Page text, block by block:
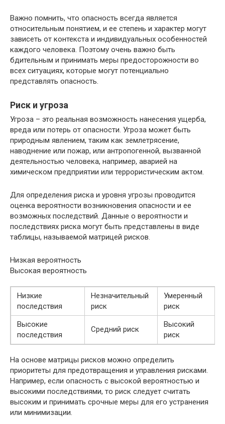
Важно помнить, что опасность всегда является
относительным понятием, и ее степень и характер могут
зависеть от контекста и индивидуальных особенностей
каждого человека. Поэтому очень важно быть
бдительным и принимать меры предосторожности во
всех ситуациях, которые могут потенциально
представлять опасность.
Риск и угроза
Угроза – это реальная возможность нанесения ущерба,
вреда или потерь от опасности. Угроза может быть
природным явлением, таким как землетрясение,
наводнение или пожар, или антропогенной, вызванной
деятельностью человека, например, аварией на
химическом предприятии или террористическим актом.
Для определения риска и уровня угрозы проводится
оценка вероятности возникновения опасности и ее
возможных последствий. Данные о вероятности и
последствиях риска могут быть представлены в виде
таблицы, называемой матрицей рисков.
Низкая вероятность
Высокая вероятность
Низкие
последствия
Незначительный
риск
Умеренный
риск
Высокие
последствия
Средний риск
Высокий
риск
На основе матрицы рисков можно определить
приоритеты для предотвращения и управления рисками.
Например, если опасность с высокой вероятностью и
высокими последствиями, то риск следует считать
высоким и принимать срочные меры для его устранения
или минимизации.